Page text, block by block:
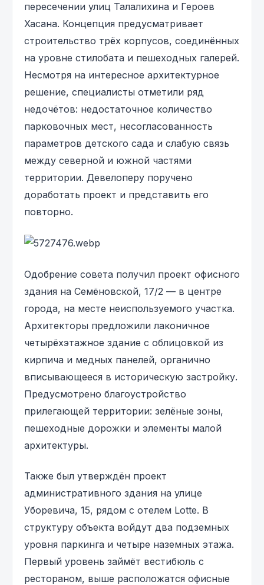
пересечении улиц Талалихина и Героев
Хасана. Концепция предусматривает
строительство трёх корпусов, соединённых
на уровне стилобата и пешеходных галерей.
Несмотря на интересное архитектурное
решение, специалисты отметили ряд
недочётов: недостаточное количество
парковочных мест, несогласованность
параметров детского сада и слабую связь
между северной и южной частями
территории. Девелоперу поручено
доработать проект и представить его
повторно.
Одобрение совета получил проект офисного
здания на Семёновской, 17/2 — в центре
города, на месте неиспользуемого участка.
Архитекторы предложили лаконичное
четырёхэтажное здание с облицовкой из
кирпича и медных панелей, органично
вписывающееся в историческую застройку.
Предусмотрено благоустройство
прилегающей территории: зелёные зоны,
пешеходные дорожки и элементы малой
архитектуры.
Также был утверждён проект
административного здания на улице
Уборевича, 15, рядом с отелем Lotte. В
структуру объекта войдут два подземных
уровня паркинга и четыре наземных этажа.
Первый уровень займёт вестибюль с
рестораном, выше расположатся офисные